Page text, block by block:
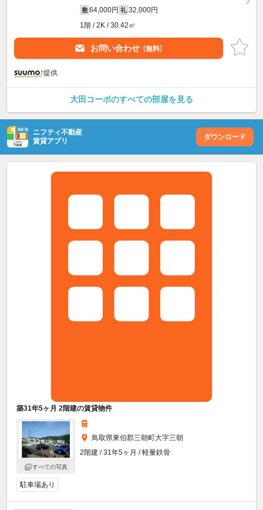
敷 64,000円 礼 32,000円
1階 / 2K / 30.42㎡
お問い合わせ （無料）
提供
大田コーポのすべての部屋を見る
ニフティ不動産
賃貸アプリ
ダウンロード
築31年5ヶ月 2階建の賃貸物件
すべての写真
鳥取県東伯郡三朝町大字三朝
2階建 / 31年5ヶ月 / 軽量鉄骨
駐車場あり